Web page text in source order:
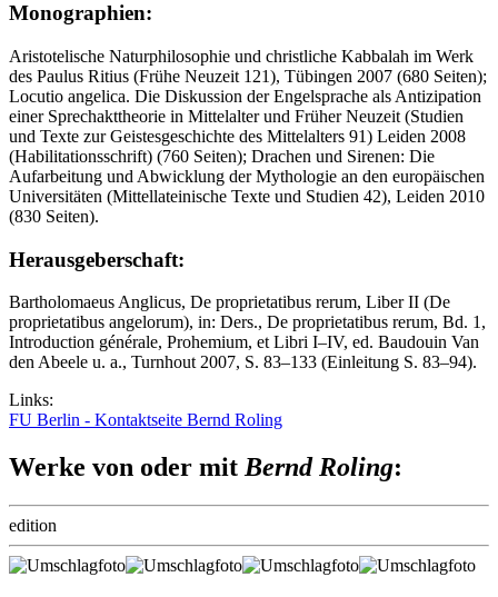
Monographien:
Aristotelische Naturphilosophie und christliche Kabbalah im Werk
des Paulus Ritius (Frühe Neuzeit 121), Tübingen 2007 (680 Seiten);
Locutio angelica. Die Diskussion der Engelsprache als Antizipation
einer Sprechakttheorie in Mittelalter und Früher Neuzeit (Studien
und Texte zur Geistesgeschichte des Mittelalters 91) Leiden 2008
(Habilitationsschrift) (760 Seiten); Drachen und Sirenen: Die
Aufarbeitung und Abwicklung der Mythologie an den europäischen
Universitäten (Mittellateinische Texte und Studien 42), Leiden 2010
(830 Seiten).
Herausgeberschaft:
Bartholomaeus Anglicus, De proprietatibus rerum, Liber II (De
proprietatibus angelorum), in: Ders., De proprietatibus rerum, Bd. 1,
Introduction générale, Prohemium, et Libri I–IV, ed. Baudouin Van
den Abeele u. a., Turnhout 2007, S. 83–133 (Einleitung S. 83–94).
Links:
FU Berlin - Kontaktseite Bernd Roling
Werke von oder mitBernd Roling:
edition